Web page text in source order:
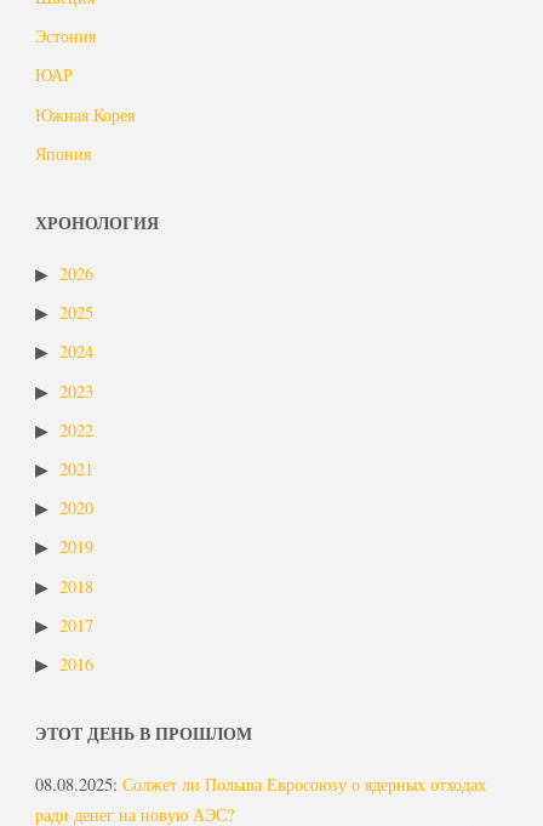
Эстония
ЮАР
Южная Корея
Япония
ХРОНОЛОГИЯ
2026
2025
2024
2023
2022
2021
2020
2019
2018
2017
2016
ЭТОТ ДЕНЬ В ПРОШЛОМ
08.08.2025: Солжет ли Польша Евросоюзу о ядерных отходах
ради денег на новую АЭС?